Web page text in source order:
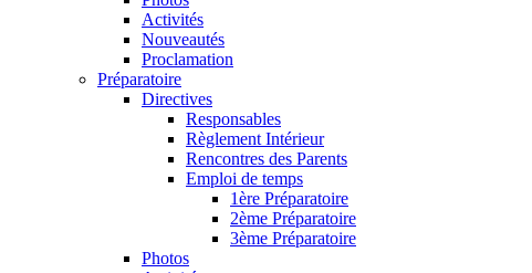
Activités
Nouveautés
Proclamation
Préparatoire
Directives
Responsables
Règlement Intérieur
Rencontres des Parents
Emploi de temps
1ère Préparatoire
2ème Préparatoire
3ème Préparatoire
Photos